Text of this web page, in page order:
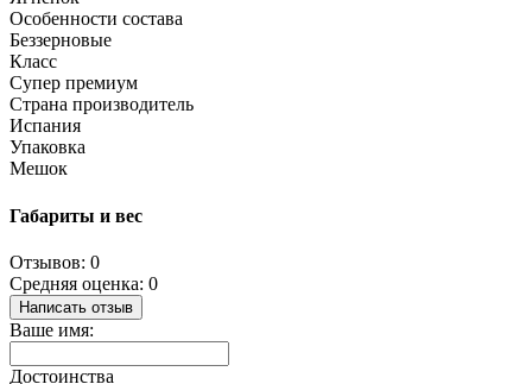
Особенности состава
Беззерновые
Класс
Супер премиум
Страна производитель
Испания
Упаковка
Мешок
Габариты и вес
Отзывов: 0
Средняя оценка: 0
Написать отзыв
Ваше имя:
Достоинства